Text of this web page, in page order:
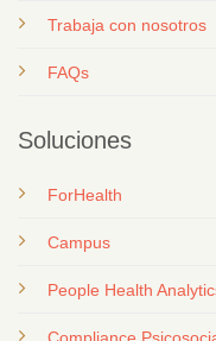
Trabaja con nosotros
FAQs
Soluciones
ForHealth
Campus
People Health
Compliance